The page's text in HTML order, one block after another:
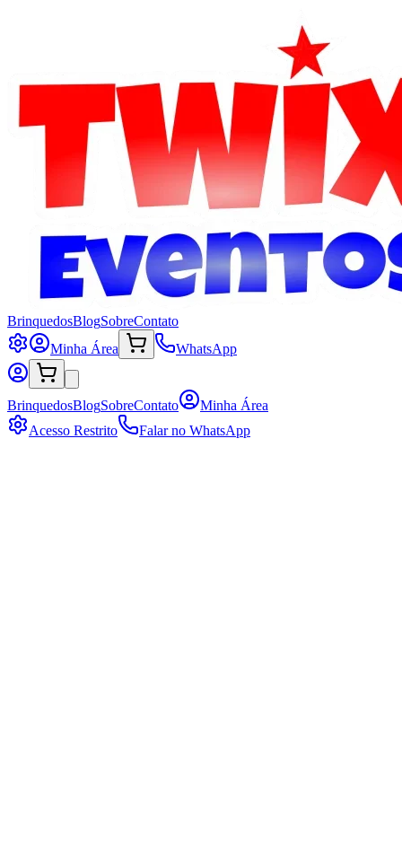
BrinquedosBlogSobreContato
Minha Área
WhatsApp
BrinquedosBlogSobreContato
Minha Área
Acesso Restrito
Falar no WhatsApp